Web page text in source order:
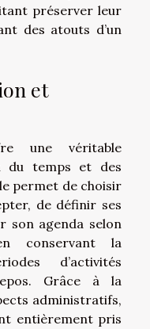
préserver leur
des atouts d’un
et
une véritable
du temps et des
permet de choisir
de définir ses
son agenda selon
conservant la
d’activités
Grâce à la
administratifs,
entièrement pris